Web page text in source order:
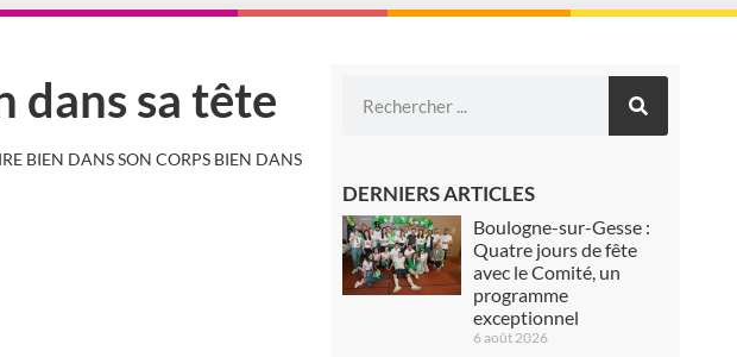
dans sa tête
BIEN DANS SON CORPS BIEN DANS
DERNIERS ARTICLES
Boulogne-sur-Gesse :
Quatre jours de fête
avec le Comité, un
programme
exceptionnel
6 août 2026